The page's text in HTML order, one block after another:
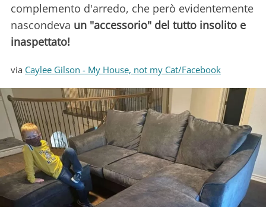
complemento d'arredo, che però evidentemente
nascondeva un "accessorio" del tutto insolito e
inaspettato!
via Caylee Gilson - My House, not my Cat/Facebook